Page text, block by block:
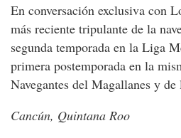
En conversación exclusiva con
más reciente tripulante de la
segunda temporada en la Liga
primera postemporada en la
Navegantes del Magallanes y
Cancún, Quintana Roo